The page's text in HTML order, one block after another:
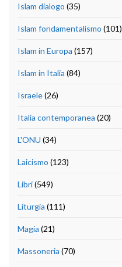
Islam dialogo (35)
Islam fondamentalismo (101)
Islam in Europa (157)
Islam in Italia (84)
Israele(26)
Italia contemporanea (20)
L'ONU (34)
Laicismo (123)
Libri(549)
Liturgia (111)
Magia (21)
Massoneria (70)